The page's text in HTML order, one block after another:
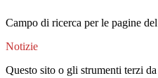
Campo di ricerca per le pagine
Notizie
Questo sito o gli strumenti terzi